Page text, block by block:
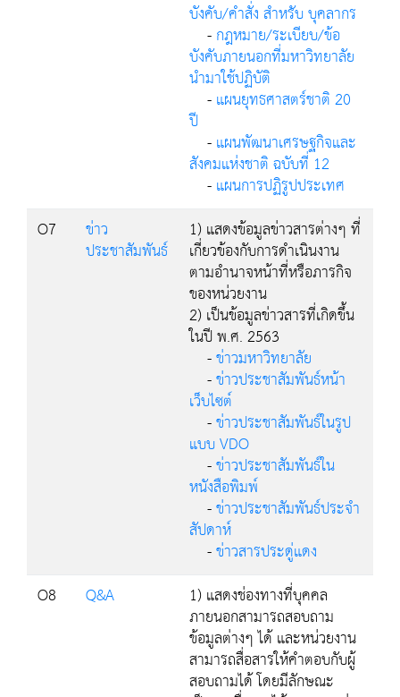
บังคับ/คำสั่ง สำหรับ บุคลากร
-กฎหมาย/ระเบียบ/ข้อ
บังคับภายนอกที่มหาวิทยาลัย
นำมาใช้ปฏิบัติ
-แผนยุทธศาสตร์ชาติ 20
ปี
-แผนพัฒนาเศรษฐกิจและ
สังคมแห่งชาติ ฉบับที่ 12
-แผนการปฏิรูปประเทศ
O7
ข่าว
ประชาสัมพันธ์
1) แสดงข้อมูลข่าวสารต่างๆ ที่
เกี่ยวข้องกับการดำเนินงาน
ตามอำนาจหน้าที่หรือภารกิจ
ของหน่วยงาน
2) เป็นข้อมูลข่าวสารที่เกิดขึ้น
ในปี พ.ศ. 2563
-ข่าวมหาวิทยาลัย
-ข่าวประชาสัมพันธ์หน้า
เว็บไซต์
-ข่าวประชาสัมพันธ์ในรูป
แบบ VDO
-ข่าวประชาสัมพันธ์ใน
หนังสือพิมพ์
-ข่าวประชาสัมพันธ์ประจำ
สัปดาห์
-ข่าวสารประดู่แดง
O8
Q&A 1) แสดงช่องทางที่บุคคล
ภายนอกสามารถสอบถาม
ข้อมูลต่างๆ ได้ และหน่วยงาน
สามารถสื่อสารให้คำตอบกับผู้
สอบถามได้ โดยมีลักษณะ